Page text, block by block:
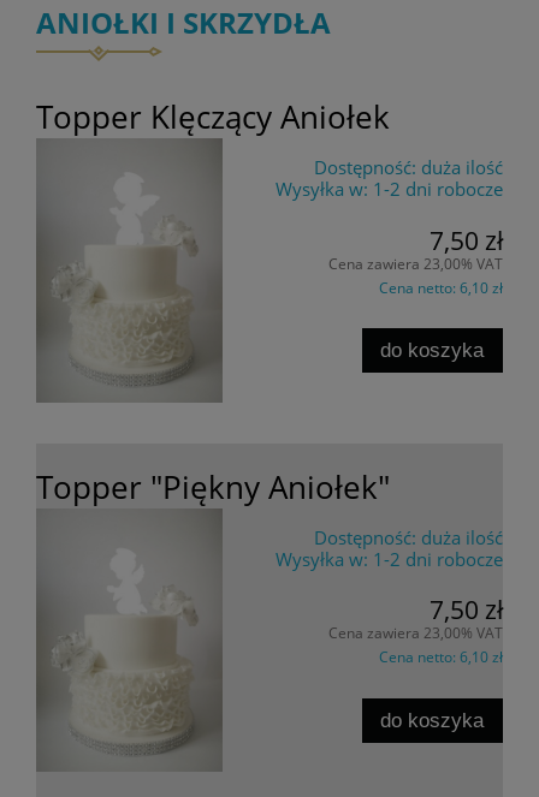
ANIOŁKI I SKRZYDŁA
Topper Klęczący Aniołek
Dostępność: duża ilość
Wysyłka w: 1-2 dni robocze
7,50 zł
Cena zawiera 23,00% VAT
Cena netto: 6,10 zł
do koszyka
Topper "Piękny Aniołek"
Dostępność: duża ilość
Wysyłka w: 1-2 dni robocze
7,50 zł
Cena zawiera 23,00% VAT
Cena netto: 6,10 zł
do koszyka